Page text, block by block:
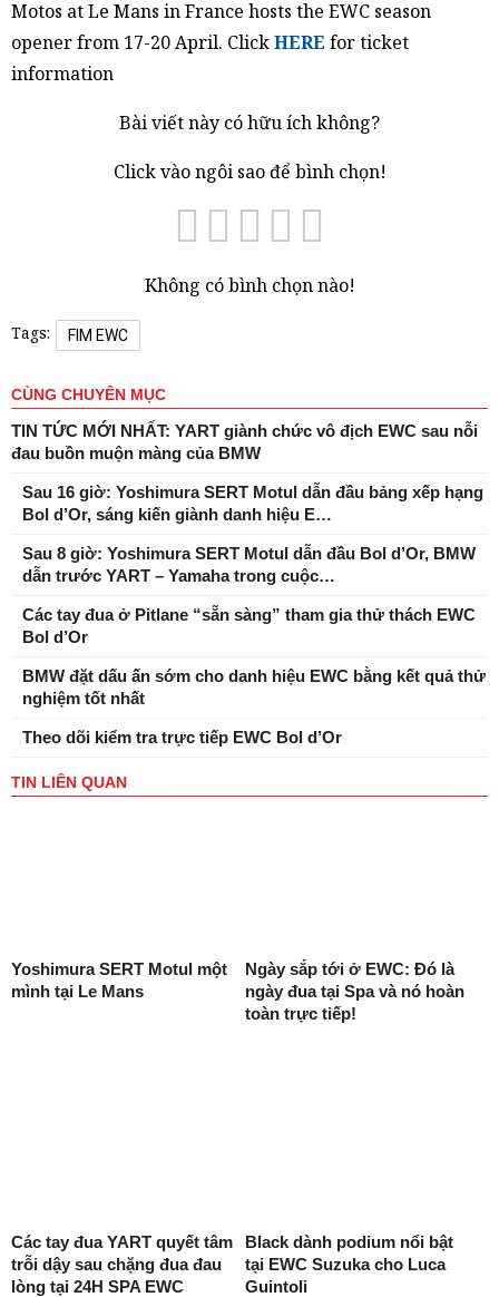
Motos at Le Mans in France hosts the EWC season
opener from 17-20 April. ClickHERE for ticket
information
Bài viết này có hữu ích không?
Click vào ngôi sao để bình chọn!
Không có bình chọn nào!
Tags: FIM EWC
CÙNG CHUYÊN MỤC
TIN TỨC MỚI NHẤT: YART giành chức vô địch EWC sau nỗi
đau buồn muộn màng của BMW
Sau 16 giờ: Yoshimura SERT Motul dẫn đầu bảng xếp hạng
Bol d’Or, sáng kiến ​​giành danh hiệu E…
Sau 8 giờ: Yoshimura SERT Motul dẫn đầu Bol d’Or, BMW
dẫn trước YART – Yamaha trong cuộc…
Các tay đua ở Pitlane “sẵn sàng” tham gia thử thách EWC
Bol d’Or
BMW đặt dấu ấn sớm cho danh hiệu EWC bằng kết quả thử
nghiệm tốt nhất
Theo dõi kiểm tra trực tiếp EWC Bol d’Or
TIN LIÊN QUAN
Yoshimura SERT Motul một
mình tại Le Mans
Ngày sắp tới ở EWC: Đó là
ngày đua tại Spa và nó hoàn
toàn trực tiếp!
Các tay đua YART quyết tâm
trỗi dậy sau chặng đua đau
lòng tại 24H SPA EWC
Black dành podium nổi bật
tại EWC Suzuka cho Luca
Guintoli